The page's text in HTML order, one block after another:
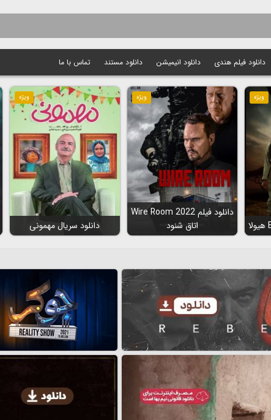
دانلود فیلم هندی دانلود انیمیشن دانلود مستند تماس با ما
ویژه ویژه
دانلود فیلم Wire Room 2022
اتاق شنود
ویژه
دانلود سریال مهمونی